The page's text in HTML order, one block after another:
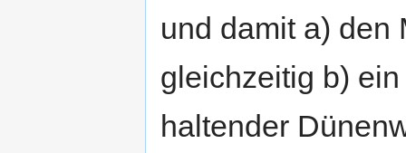
und damit a) den
gleichzeitig b)
haltender